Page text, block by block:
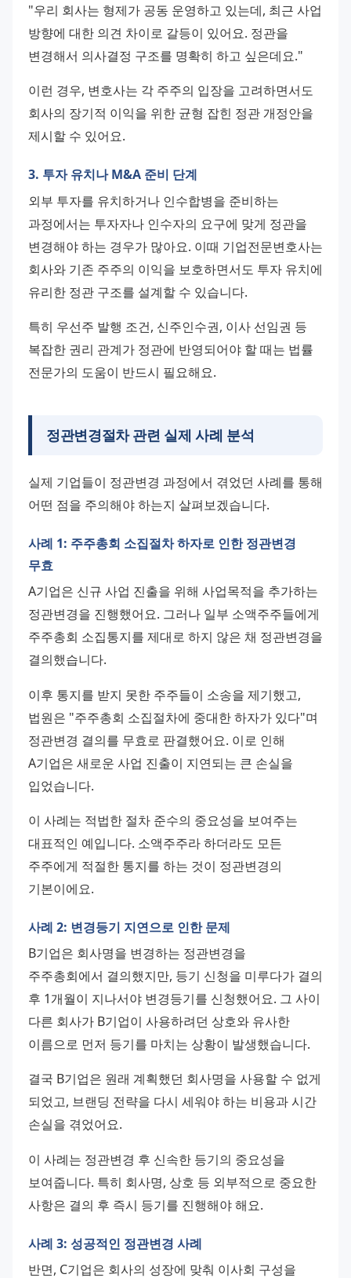
"우리 회사는 형제가 공동 운영하고 있는데, 최근 사업
방향에 대한 의견 차이로 갈등이 있어요. 정관을
변경해서 의사결정 구조를 명확히 하고 싶은데요."
이런 경우, 변호사는 각 주주의 입장을 고려하면서도
회사의 장기적 이익을 위한 균형 잡힌 정관 개정안을
제시할 수 있어요.
3. 투자 유치나 M&A 준비 단계
외부 투자를 유치하거나 인수합병을 준비하는
과정에서는 투자자나 인수자의 요구에 맞게 정관을
변경해야 하는 경우가 많아요. 이때 기업전문변호사는
회사와 기존 주주의 이익을 보호하면서도 투자 유치에
유리한 정관 구조를 설계할 수 있습니다.
특히 우선주 발행 조건, 신주인수권, 이사 선임권 등
복잡한 권리 관계가 정관에 반영되어야 할 때는 법률
전문가의 도움이 반드시 필요해요.
정관변경절차 관련 실제 사례 분석
실제 기업들이 정관변경 과정에서 겪었던 사례를 통해
어떤 점을 주의해야 하는지 살펴보겠습니다.
사례 1: 주주총회 소집절차 하자로 인한 정관변경
무효
A기업은 신규 사업 진출을 위해 사업목적을 추가하는
정관변경을 진행했어요. 그러나 일부 소액주주들에게
주주총회 소집통지를 제대로 하지 않은 채 정관변경을
결의했습니다.
이후 통지를 받지 못한 주주들이 소송을 제기했고,
법원은 "주주총회 소집절차에 중대한 하자가 있다"며
정관변경 결의를 무효로 판결했어요. 이로 인해
A기업은 새로운 사업 진출이 지연되는 큰 손실을
입었습니다.
이 사례는 적법한 절차 준수의 중요성을 보여주는
대표적인 예입니다. 소액주주라 하더라도 모든
주주에게 적절한 통지를 하는 것이 정관변경의
기본이에요.
사례 2: 변경등기 지연으로 인한 문제
B기업은 회사명을 변경하는 정관변경을
주주총회에서 결의했지만, 등기 신청을 미루다가 결의
후 1개월이 지나서야 변경등기를 신청했어요. 그 사이
다른 회사가 B기업이 사용하려던 상호와 유사한
이름으로 먼저 등기를 마치는 상황이 발생했습니다.
결국 B기업은 원래 계획했던 회사명을 사용할 수 없게
되었고, 브랜딩 전략을 다시 세워야 하는 비용과 시간
손실을 겪었어요.
이 사례는 정관변경 후 신속한 등기의 중요성을
보여줍니다. 특히 회사명, 상호 등 외부적으로 중요한
사항은 결의 후 즉시 등기를 진행해야 해요.
사례 3: 성공적인 정관변경 사례
반면, C기업은 회사의 성장에 맞춰 이사회 구성을